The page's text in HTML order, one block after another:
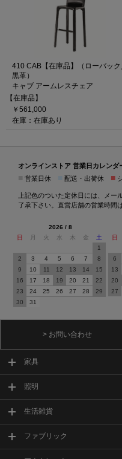
410 CAB【在庫品】（ローバック
黒革）
キャブ アームレスチェア
【在庫品】
￥561,000
在庫：在庫あり
オンラインストア 営業日カレンダ
営業日休 配送・出荷休 ■
上記色のついた定休日には、メ
了承下さい。直営店舗の営業時間
2026 / 8
日
月 火 水 木 金
土
1
2
3 4 5 6 7
8
9
10 11 12 13 14
15
16
17 18 19 20 21
22
23
24 25 26 27 28
29
30
31
日
6
13
20
27
> お問い合わせ
家具
照明
生活雑貨
ファブリック